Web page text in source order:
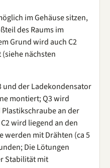
im Gehäuse sitzen,
des Raums im
Grund wird auch C2
nächsten
und der Ladekondensator
montiert; Q3 wird
an der
wird liegend an den
werden mit Drähten (ca 5
Die Lötungen
Stabilität mit